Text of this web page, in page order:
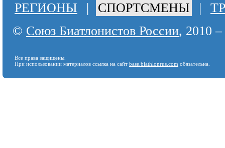
РЕГИОНЫ | СПОРТСМЕНЫ |
© Союз Биатлонистов России, 2010
Все права защищены.
При использовании материалов ссылка на сайт base.biathlonrus.com обязательна.